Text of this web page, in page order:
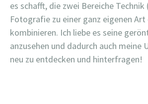
es schafft, die zwei Bereiche
Fotografie zu einer ganz eigenen Art
kombinieren. Ich liebe es seine
anzusehen und dadurch auch meine
neu zu entdecken und hinterfragen!